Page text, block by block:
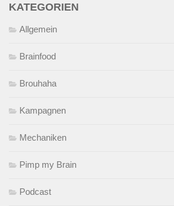
KATEGORIEN
Allgemein
Brainfood
Brouhaha
Kampagnen
Mechaniken
Pimp my Brain
Podcast